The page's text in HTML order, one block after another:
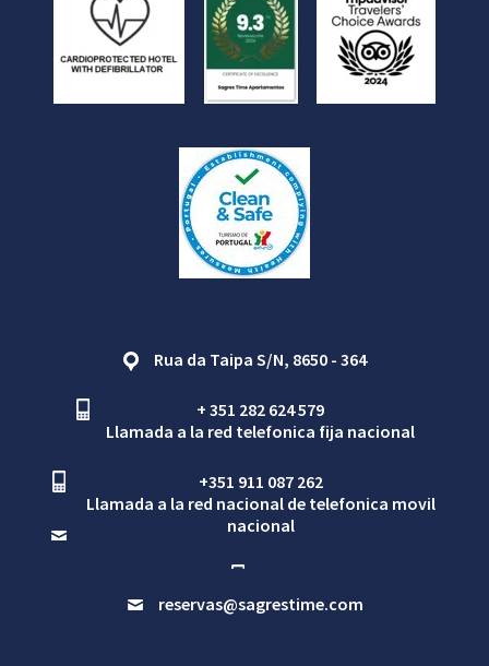
Rua da Taipa S/N, 8650 - 364
+ 351 282 624 579
Llamada a la red telefonica fija nacional
+351 911 087 262
Llamada a la red nacional de telefonica movil
nacional
reservas@sagrestime.com